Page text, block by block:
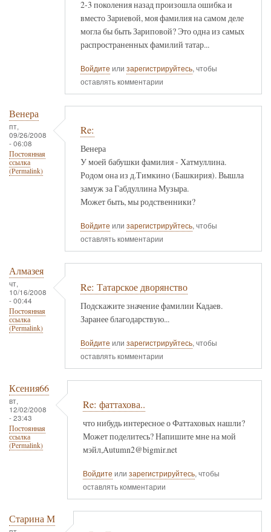
2-3 поколения назад произошла ошибка и
вместо Зариевой, моя фамилия на самом деле
могла бы быть Зариповой? Это одна из самых
распространенных фамилий татар...
Войдите или зарегистрируйтесь, чтобы
оставлять комментарии
Венера
пт,
09/26/2008
- 06:08
Постоянная
ссылка
(Permalink)
Re:
Венера
У моей бабушки фамилия - Хатмуллина.
Родом она из д.Тимкино (Башкирия). Вышла
замуж за Габдуллина Музыра.
Может быть, мы родственники?
Войдите или зарегистрируйтесь, чтобы
оставлять комментарии
Алмазея
чт,
10/16/2008
- 00:44
Постоянная
ссылка
(Permalink)
Re: Татарское дворянство
Подскажите значение фамилии Кадаев.
Заранее благодарствую...
Войдите или зарегистрируйтесь, чтобы
оставлять комментарии
Ксения66
вт,
12/02/2008
- 23:43
Постоянная
ссылка
(Permalink)
Re: фаттахова..
что нибудь интересное о Фаттаховых нашли?
Может поделитесь? Напишите мне на мой
мэйл,Autumn2@bigmir.net
Войдите или зарегистрируйтесь, чтобы
оставлять комментарии
Старина М